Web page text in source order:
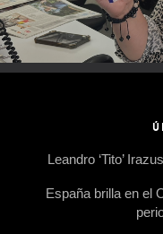
Leandro ‘Tito’
España brilla en el